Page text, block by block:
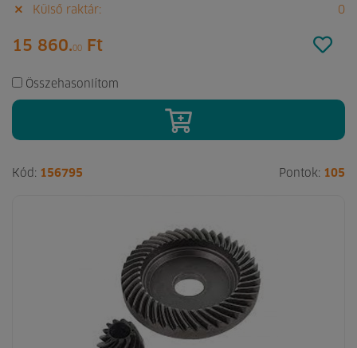
Külső raktár:
0
15 860.00 Ft
Összehasonlítom
Kód: 156795 Pontok: 105